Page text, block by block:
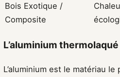
Bois Exotique /
Composite
L’aluminium
L’aluminium est le matériau